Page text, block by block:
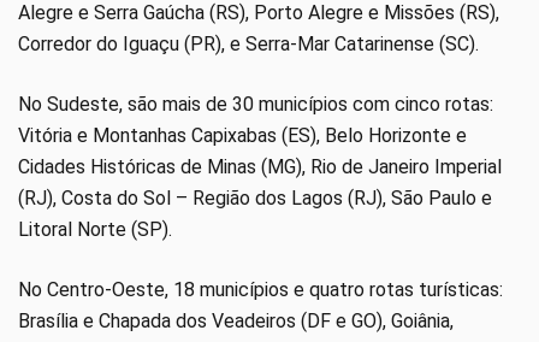
Alegre e Serra Gaúcha (RS), Porto Alegre e Missões (RS),
Corredor do Iguaçu (PR), e Serra-Mar Catarinense (SC).
No Sudeste, são mais de 30 municípios com cinco rotas:
Vitória e Montanhas Capixabas (ES), Belo Horizonte e
Cidades Históricas de Minas (MG), Rio de Janeiro Imperial
(RJ), Costa do Sol – Região dos Lagos (RJ), São Paulo e
Litoral Norte (SP).
No Centro-Oeste, 18 municípios e quatro rotas turísticas:
Brasília e Chapada dos Veadeiros (DF e GO), Goiânia,